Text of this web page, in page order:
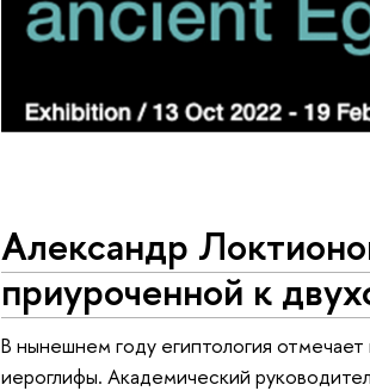
Александр
приуроченной к
В нынешнем году египтология
иероглифы. Академический